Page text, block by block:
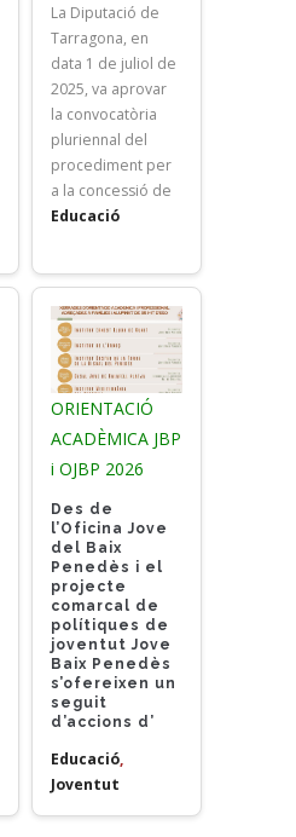
La Diputació de
Tarragona, en
data 1 de juliol de
2025, va aprovar
la convocatòria
pluriennal del
procediment per
a la concessió de
Educació
ORIENTACIÓ
ACADÈMICA JBP
i OJBP 2026
Des de
l’Oficina Jove
del Baix
Penedès i el
projecte
comarcal de
polítiques de
joventut Jove
Baix Penedès
s’ofereixen un
seguit
d’accions d’
Educació,
Joventut